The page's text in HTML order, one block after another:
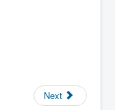
Next